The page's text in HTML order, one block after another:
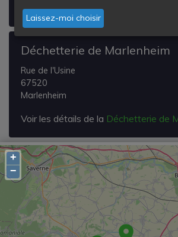
kochersberg
Déchetterie de Marlenheim
Rue de l'Usine
67520
Marlenheim
Voir les détails de la Déchetterie de
+
−
Laissez-moi choisir